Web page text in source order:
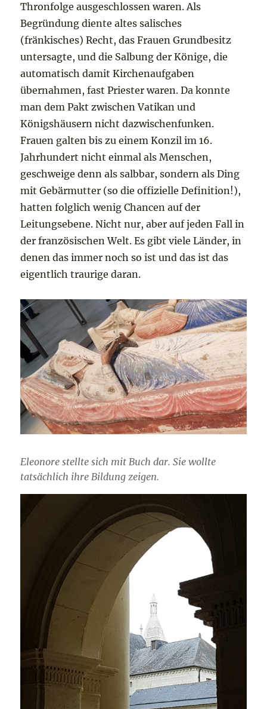
Thronfolge ausgeschlossen waren. Als
Begründung diente altes salisches
(fränkisches) Recht, das Frauen Grundbesitz
untersagte, und die Salbung der Könige, die
automatisch damit Kirchenaufgaben
übernahmen, fast Priester waren. Da konnte
man dem Pakt zwischen Vatikan und
Königshäusern nicht dazwischenfunken.
Frauen galten bis zu einem Konzil im 16.
Jahrhundert nicht einmal als Menschen,
geschweige denn als salbbar, sondern als Ding
mit Gebärmutter (so die offizielle Definition!),
hatten folglich wenig Chancen auf der
Leitungsebene. Nicht nur, aber auf jeden Fall in
der französischen Welt. Es gibt viele Länder, in
denen das immer noch so ist und das ist das
eigentlich traurige daran.
Eleonore stellte sich mit Buch dar. Sie wollte
tatsächlich ihre Bildung zeigen.